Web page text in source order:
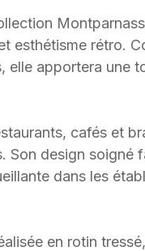
esthétisme rétro.
elle apportera une
cafés et
Son design
dans les
en rotin